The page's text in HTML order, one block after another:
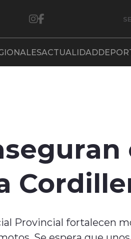
ACTUALIDAD
Provincial fortalecen